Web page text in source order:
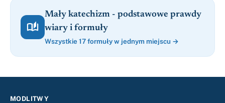

Mały katechizm - podstawowe prawdy
wiary i formuły
Wszystkie 17 formuły w jednym miejscu →
MODLITWY